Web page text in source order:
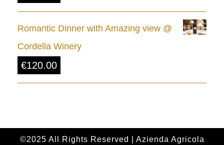
r
o
h
4
Romantic Dinner with Amazing view @
Cordella Winery
€120.00
©2025 All Rights Reserved | Azienda Agricola